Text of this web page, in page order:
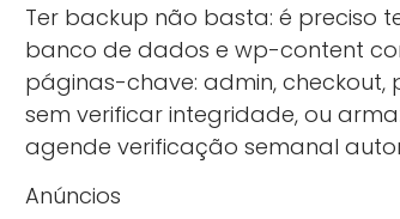
Ter backup não basta: é preciso
banco de dados e wp-content
páginas-chave: admin, checkout,
sem verificar integridade, ou
agende verificação semanal
Anúncios